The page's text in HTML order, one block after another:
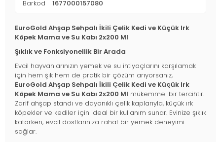
Barkod 1677000157080
EuroGold Ahşap Sehpalı İkili Çelik Kedi ve Küçük Irk
Köpek Mama ve Su Kabı 2x200 Ml
Şıklık ve Fonksiyonellik Bir Arada
Evcil hayvanlarınızın yemek ve su ihtiyaçlarını karşılamak
için hem şık hem de pratik bir çözüm arıyorsanız,
EuroGold Ahşap Sehpalı İkili Çelik Kedi ve Küçük Irk
Köpek Mama ve Su Kabı 2x200 Ml mükemmel bir tercihtir.
Zarif ahşap standı ve dayanıklı çelik kaplarıyla, küçük ırk
köpekler ve kediler için ideal bir kullanım sunar. Evinize şıklık
katarken, evcil dostlarınıza rahat bir yemek deneyimi
sağlar.